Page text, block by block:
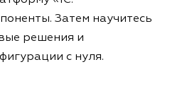
Затем научитесь
решения и
с нуля.